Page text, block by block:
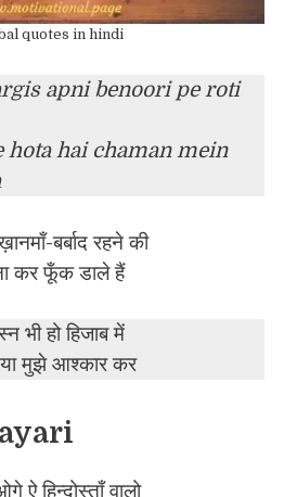
quotes in hindi
apni benoori pe roti
hai chaman mein
बर्बाद रहने की
कर फूँक डाले हैं
भी हो हिजाब में
मुझे आश्कार कर
ऐ हिन्दोस्ताँ वालो